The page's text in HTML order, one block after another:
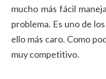
mucho más fácil
problema. Es uno de
ello más caro. Como
muy competitivo.